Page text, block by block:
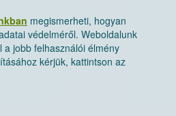
megismerheti, hogyan
védelméről. Weboldalunk
jobb felhasználói élmény
kérjük, kattintson az